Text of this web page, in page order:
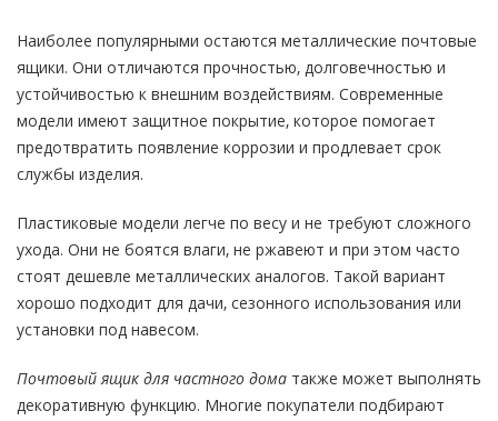
Наиболее популярными остаются металлические почтовые
ящики. Они отличаются прочностью, долговечностью и
устойчивостью к внешним воздействиям. Современные
модели имеют защитное покрытие, которое помогает
предотвратить появление коррозии и продлевает срок
службы изделия.
Пластиковые модели легче по весу и не требуют сложного
ухода. Они не боятся влаги, не ржавеют и при этом часто
стоят дешевле металлических аналогов. Такой вариант
хорошо подходит для дачи, сезонного использования или
установки под навесом.
Почтовый ящик для частного дома также может выполнять
декоративную функцию. Многие покупатели подбирают